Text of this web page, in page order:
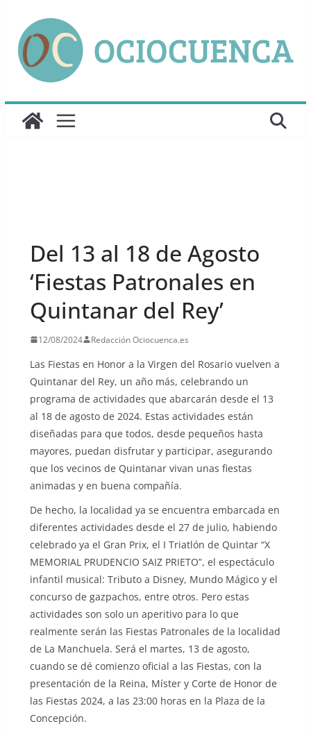
contenido
Del 13 al 18 de Agosto
‘Fiestas Patronales en
Quintanar del Rey’
12/08/2024 Redacción Ociocuenca.es
Las Fiestas en Honor a la Virgen del Rosario vuelven a
Quintanar del Rey, un año más, celebrando un
programa de actividades que abarcarán desde el 13
al 18 de agosto de 2024. Estas actividades están
diseñadas para que todos, desde pequeños hasta
mayores, puedan disfrutar y participar, asegurando
que los vecinos de Quintanar vivan unas fiestas
animadas y en buena compañía.
De hecho, la localidad ya se encuentra embarcada en
diferentes actividades desde el 27 de julio, habiendo
celebrado ya el Gran Prix, el I Triatlón de Quintar “X
MEMORIAL PRUDENCIO SAIZ PRIETO”, el espectáculo
infantil musical: Tributo a Disney, Mundo Mágico y el
concurso de gazpachos, entre otros. Pero estas
actividades son solo un aperitivo para lo que
realmente serán las Fiestas Patronales de la localidad
de La Manchuela. Será el martes, 13 de agosto,
cuando se dé comienzo oficial a las Fiestas, con la
presentación de la Reina, Míster y Corte de Honor de
las Fiestas 2024, a las 23:00 horas en la Plaza de la
Concepción.